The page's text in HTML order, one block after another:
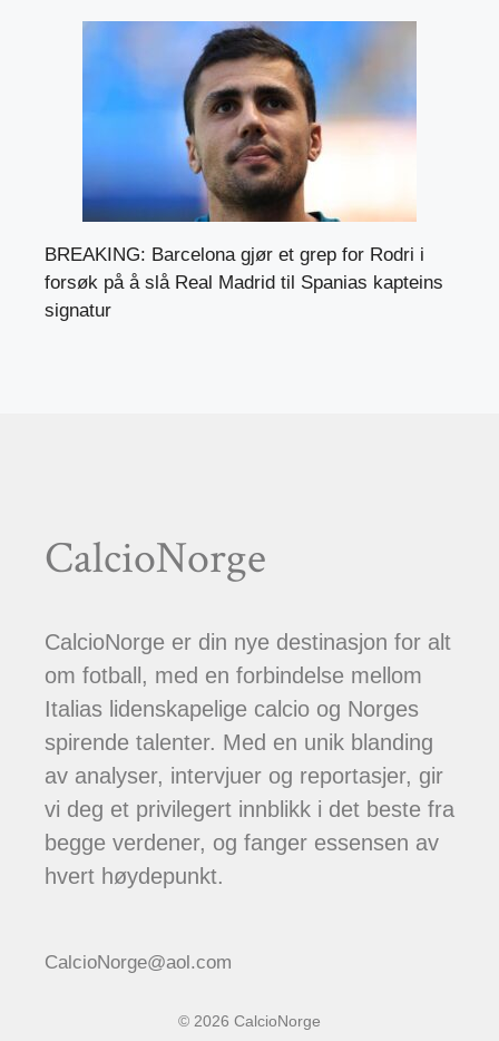
BREAKING: Barcelona gjør et grep for Rodri i
forsøk på å slå Real Madrid til Spanias kapteins
signatur
CalcioNorge
CalcioNorge er din nye destinasjon for alt
om fotball, med en forbindelse mellom
Italias lidenskapelige calcio og Norges
spirende talenter. Med en unik blanding
av analyser, intervjuer og reportasjer, gir
vi deg et privilegert innblikk i det beste fra
begge verdener, og fanger essensen av
hvert høydepunkt.
CalcioNorge@aol.com
© 2026 CalcioNorge